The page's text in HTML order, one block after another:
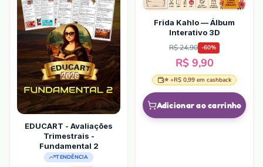
EDUCART - Avaliações
Trimestrais -
Fundamental 2
TENDÊNCIA
Frida Kahlo — Álbum
Interativo 3D
R$ 24,90 -60%
R$ 9,90
⭐ +R$ 0,99 em cashback
Adicionar ao carrinho